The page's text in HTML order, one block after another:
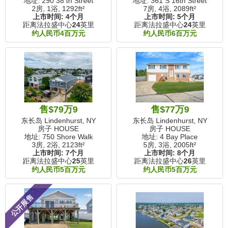
2房, 1浴, 1292ft²
上市时间: 4个月
距离法拉盛中心24英里
约人民币4百万元
7房, 4浴, 2089ft²
上市时间: 5个月
距离法拉盛中心24英里
约人民币6百万元
售$79万9
东长岛 Lindenhurst, NY
房子 HOUSE
地址: 750 Shore Walk
3房, 2浴, 2123ft²
上市时间: 7个月
距离法拉盛中心25英里
约人民币5百万元
售$77万9
东长岛 Lindenhurst, NY
房子 HOUSE
地址: 4 Bay Place
5房, 3浴, 2005ft²
上市时间: 8个月
距离法拉盛中心26英里
约人民币5百万元
公开展售